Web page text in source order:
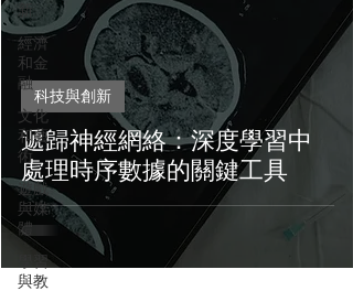
新
經濟
和金
融
文化
和藝
術
遊戲
與媒
體
學習
與教
遞歸神經網絡：深度學習中
處理時序數據的關鍵工具
科技與創新